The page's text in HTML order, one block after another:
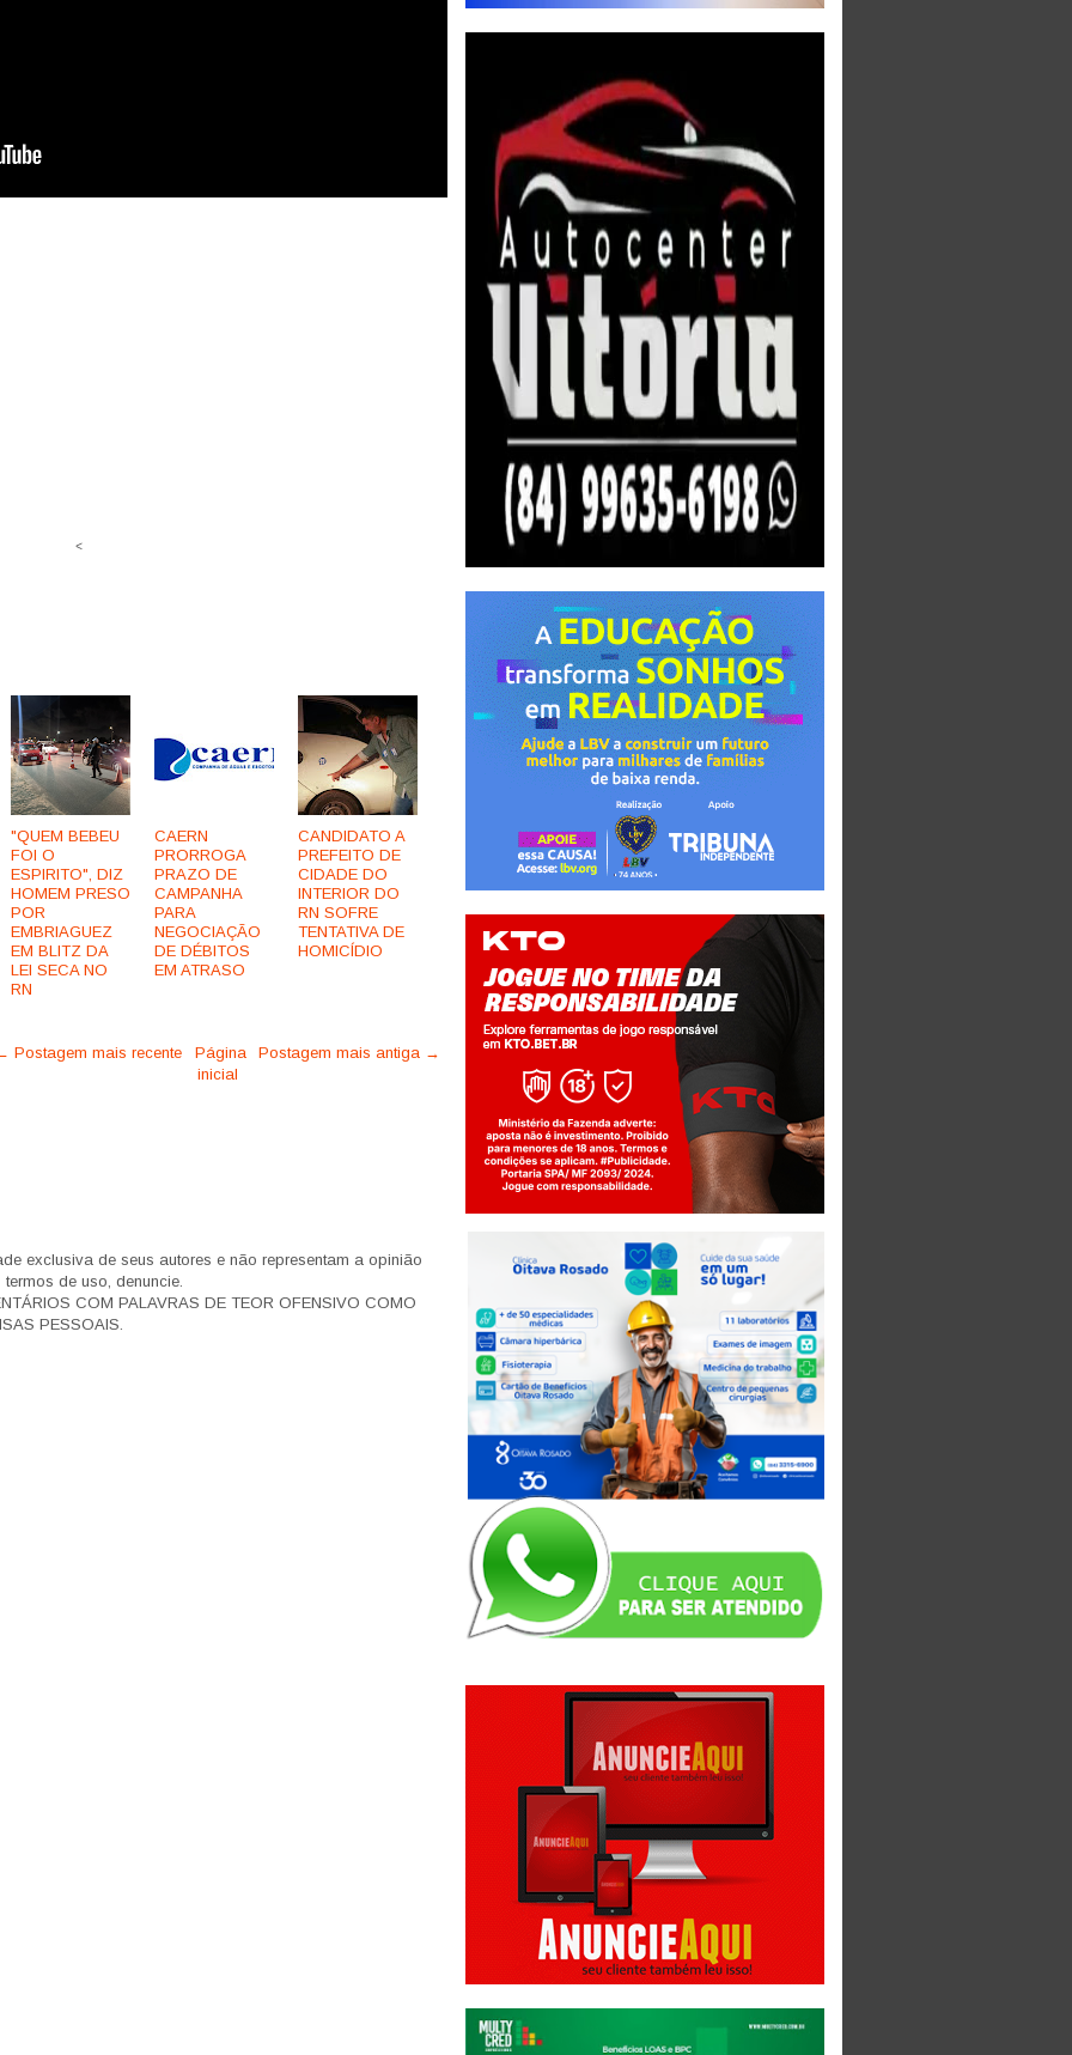
<
"QUEM BEBEU
FOI O
ESPIRITO", DIZ
HOMEM PRESO
POR
EMBRIAGUEZ
EM BLITZ DA
LEI SECA NO
RN
CAERN
PRORROGA
PRAZO DE
CAMPANHA
PARA
NEGOCIAÇÃO
DE DÉBITOS
EM ATRASO
CANDIDATO A
PREFEITO DE
CIDADE DO
INTERIOR DO
RN SOFRE
TENTATIVA DE
HOMICÍDIO
Postagem mais recente Postagem mais antiga →
Página
inicial
exclusiva de seus autores e não representam a opinião
de uso, denuncie.
COM PALAVRAS DE TEOR OFENSIVO COMO
PESSOAIS.
Jogue com responsabilidade. 18+